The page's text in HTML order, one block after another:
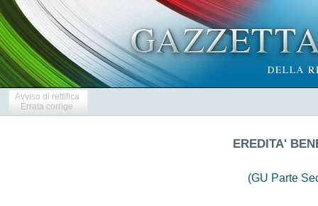
Avviso di rettifica
Errata corrige
EREDITA'
(GU Parte